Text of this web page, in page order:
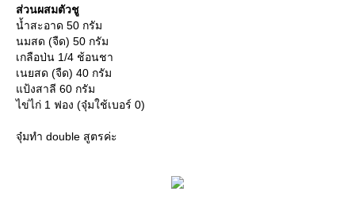
ส่วนผสมตัวชู
น้ำสะอาด 50 กรัม
นมสด (จืด) 50 กรัม
เกลือป่น 1/4 ช้อนชา
เนยสด (จืด) 40 กรัม
แป้งสาลี 60 กรัม
ไข่ไก่ 1 ฟอง (จุ๋มใช้เบอร์ 0)
จุ๋มทำ double สูตรค่ะ